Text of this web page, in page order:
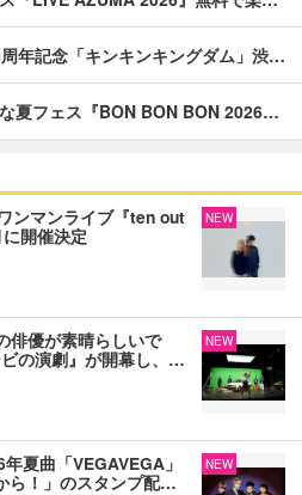
周年記念「キンキンキングダム」渋…
夏フェス『BON BON BON 2026…
ンマンライブ『ten out
開催決定
NEW
俳優が素晴らしいで
の演劇』が開幕し、…
NEW
夏曲「VEGAVEGA」
ら！」のスタンプ配…
NEW